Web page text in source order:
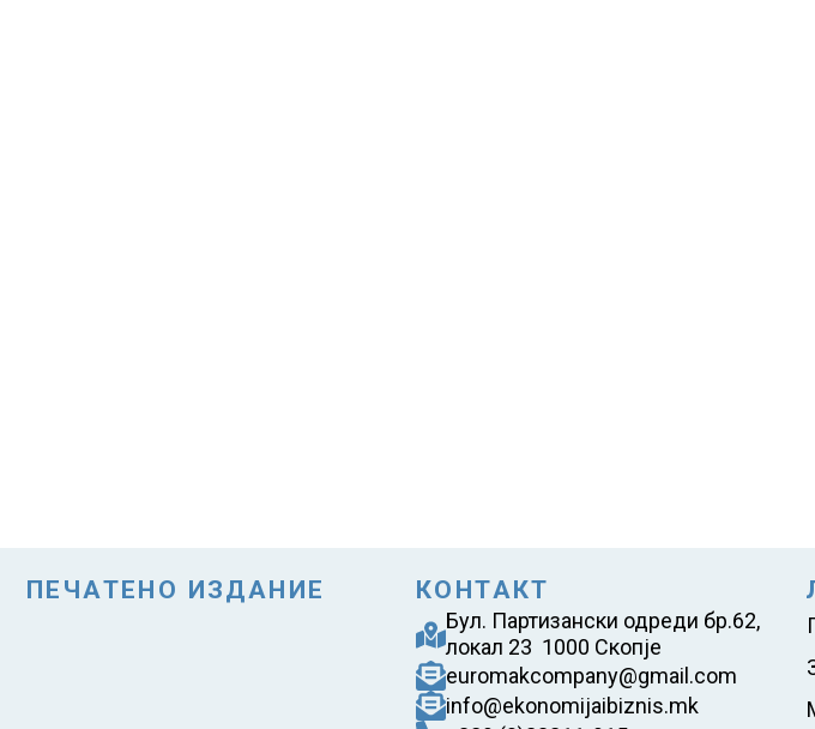
ПЕЧАТЕНО ИЗДАНИЕ КОНТАКТ
Бул. Партизански одреди бр.62,
локал 23 1000 Скопје
euromakcompany@gmail.com
info@ekonomijaibiznis.mk